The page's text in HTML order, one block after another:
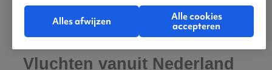
Vluchten vanuit Nederland
Alles afwijzen
Alle cookies
accepteren